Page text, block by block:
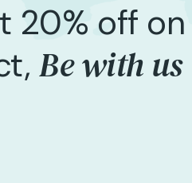
20% off
Be with us